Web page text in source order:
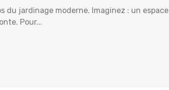
du jardinage moderne. Imaginez : un espace
Pour...